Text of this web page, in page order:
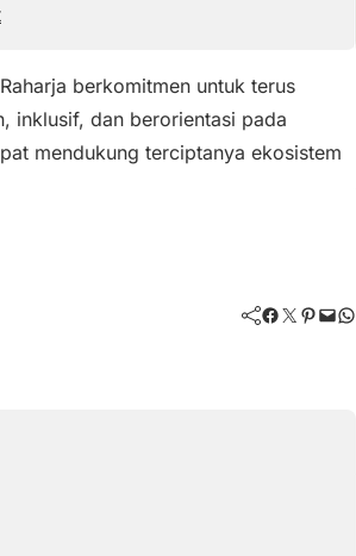
berkomitmen untuk terus
inklusif, dan berorientasi pada
mendukung terciptanya ekosistem
Facebook Twitter Pinterest Mail WhatsApp